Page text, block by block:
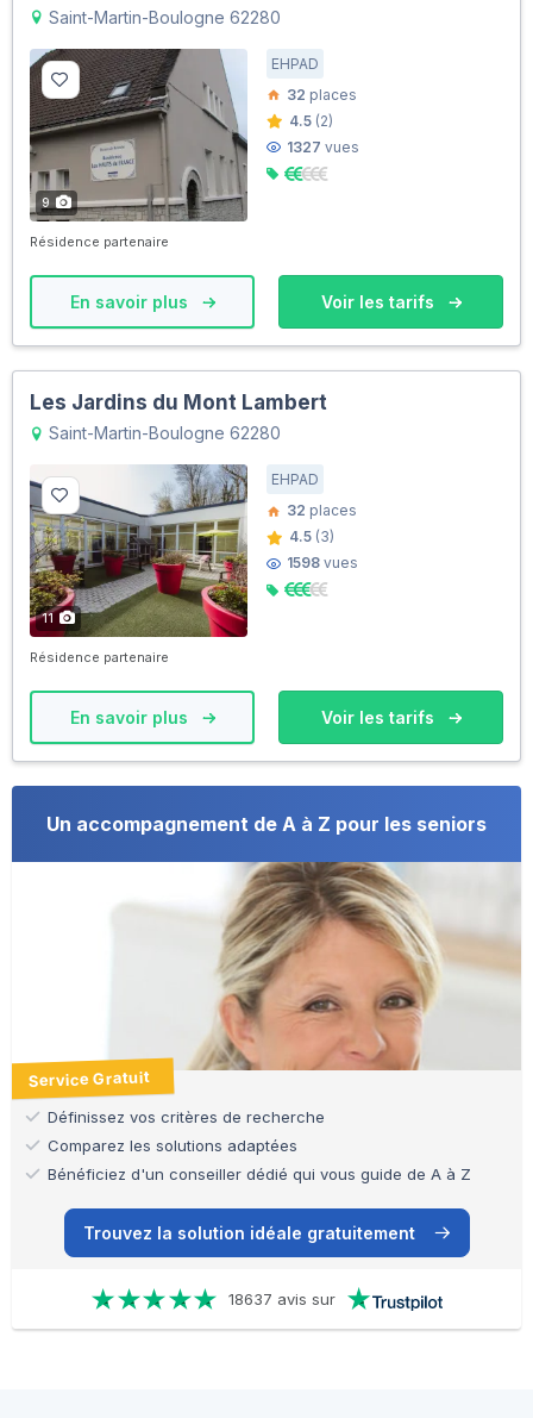
Saint-Martin-Boulogne 62280
9
EHPAD
32 places
4.5 (2)
1327 vues
Résidence partenaire
En savoir plus Voir les tarifs
Les Jardins du Mont Lambert
Saint-Martin-Boulogne 62280
11
EHPAD
32 places
4.5 (3)
1598 vues
Résidence partenaire
En savoir plus Voir les tarifs
Un accompagnement de A à Z pour les seniors
Service Gratuit
Définissez vos critères de recherche
Comparez les solutions adaptées
Bénéficiez d'un conseiller dédié qui vous guide de A à Z
Trouvez la solution idéale gratuitement
18637 avis sur